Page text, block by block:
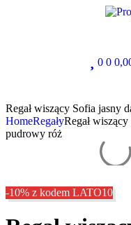
0 0
Regał wiszący Sofia jasny
HomeRegałyRegał
pudrowy róż
-10% z kodem LATO10